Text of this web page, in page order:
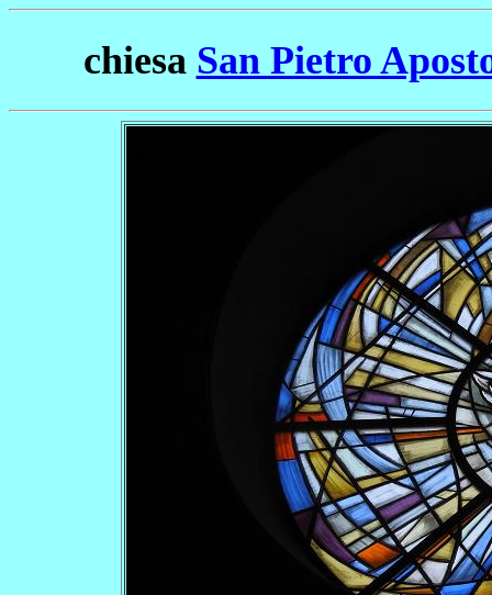
chiesa San Pietro